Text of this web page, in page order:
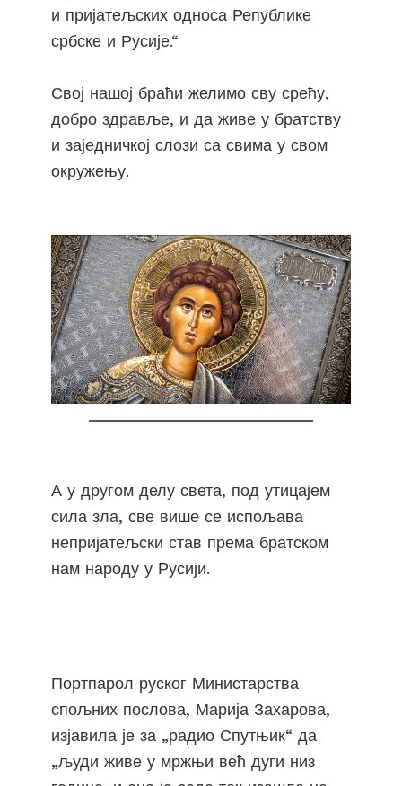
и пријатељских односа Републике
србске и Русије.“
Свој нашој браћи желимо сву срећу,
добро здравље, и да живе у братству
и заједничкој слози са свима у свом
окружењу.
А у другом делу света, под утицајем
сила зла, све више се испољава
непријатељски став према братском
нам народу у Русији.
Портпарол руског Министарства
спољних послова, Марија Захарова,
изјавила је за „радио Спутњик“ да
„људи живе у мржњи већ дуги низ